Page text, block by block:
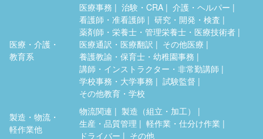
医療・介護・
教育系
医療事務 治験・CRA
介護・ヘルパー
看護師・准看護師
研究・開発・検査
薬剤師・栄養士・管理栄養士・医療技術者
医療通訳・医療翻訳
その他医療
養護教諭・保育士・幼稚園事務
講師・インストラクター・非常勤講師
学校事務・大学事務
試験監督
その他教育・学校
製造・物流・
軽作業他
物流関連
製造（組立・加工）
生産・品質管理
軽作業・仕分け作業
ドライバー
その他